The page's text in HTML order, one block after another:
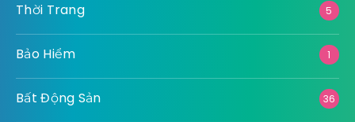
Thời Trang 5
Bảo Hiểm 1
Bất Động Sản 36